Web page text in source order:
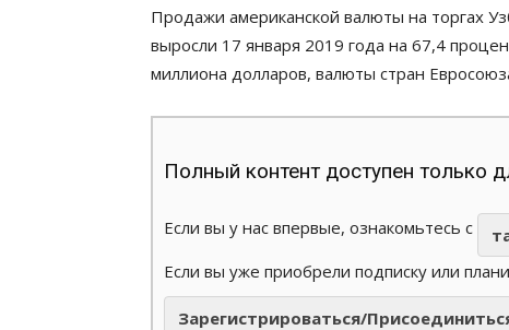
Продажи американской валюты на торгах
выросли 17 января 2019 года на 67,4
миллиона долларов, валюты стран
Полный контент доступен только
Если вы у нас впервые, ознакомьтесь с
Если вы уже приобрели подписку или
Зарегистрироваться/